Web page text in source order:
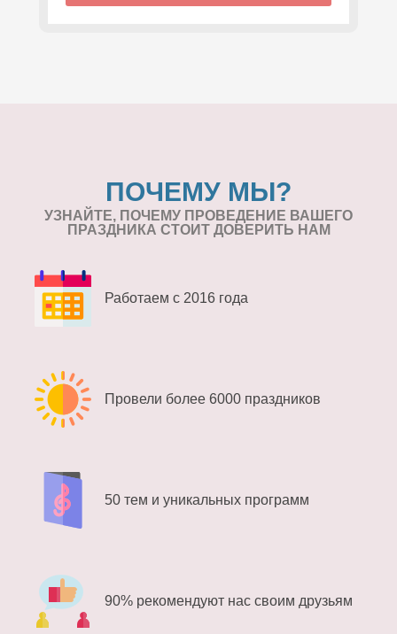
ПОЧЕМУ МЫ?
УЗНАЙТЕ, ПОЧЕМУ ПРОВЕДЕНИЕ ВАШЕГО
ПРАЗДНИКА СТОИТ ДОВЕРИТЬ НАМ
Работаем с 2016 года
Провели более 6000 праздников
50 тем и уникальных программ
90% рекомендуют нас своим друзьям